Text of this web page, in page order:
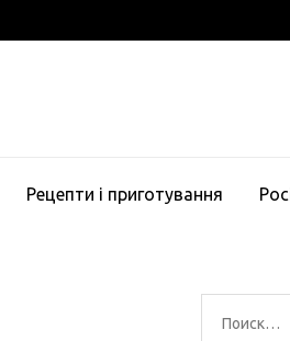
Рецепти і приготування
Найти: